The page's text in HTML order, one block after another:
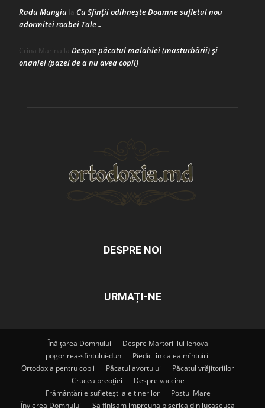
Radu Mungiu la Cu Sfinții odihnește Doamne sufletul nou
adormitei roabei Tale…
Crina Marina la Despre păcatul malahiei (masturbării) şi
onaniei (pazei de a nu avea copii)
DESPRE NOI
URMAȚI-NE
Înălțarea Domnului
Despre Martorii lui Iehova
pogorirea-sfintului-duh
Piedici în calea mîntuirii
Ortodoxia pentru copii
Păcatul avortului
Păcatul vrăjitoriilor
Crucea preoției
Despre vaccine
Frământările sufletești ale tinerilor
Postul Mare
Învierea Domnului
Sa finisam impreuna biserica din lucaseuca